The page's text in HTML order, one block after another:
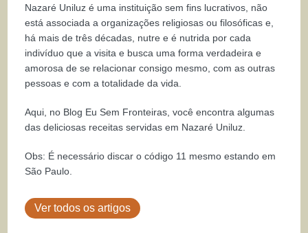
Nazaré Uniluz é uma instituição sem fins lucrativos, não
está associada a organizações religiosas ou filosóficas e,
há mais de três décadas, nutre e é nutrida por cada
indivíduo que a visita e busca uma forma verdadeira e
amorosa de se relacionar consigo mesmo, com as outras
pessoas e com a totalidade da vida.
Aqui, no Blog Eu Sem Fronteiras, você encontra algumas
das deliciosas receitas servidas em Nazaré Uniluz.
Obs: É necessário discar o código 11 mesmo estando em
São Paulo.
Ver todos os artigos